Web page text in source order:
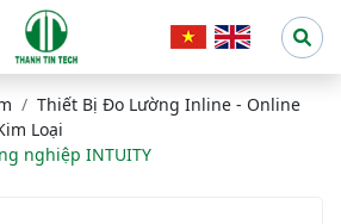
Thiết Bị Đo Lường Inline - Online
Loại
nghiệp INTUITY